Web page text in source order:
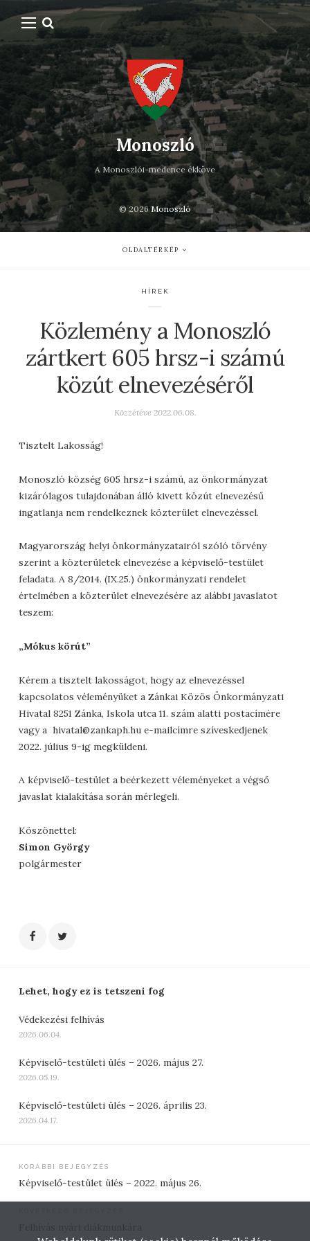
Monoszló
A Monoszlói-medence ékköve
© 2026Monoszló
OLDALTÉRKÉP
HÍREK
Közlemény a Monoszló
zártkert 605 hrsz-i számú
közút elnevezéséről
Közzétéve 2022.06.08.
Tisztelt Lakosság!
Monoszló község 605 hrsz-i számú, az önkormányzat
kizárólagos tulajdonában álló kivett közút elnevezésű
ingatlanja nem rendelkeznek közterület elnevezéssel.
Magyarország helyi önkormányzatairól szóló törvény
szerint a közterületek elnevezése a képviselő-testület
feladata. A 8/2014. (IX.25.) önkormányzati rendelet
értelmében a közterület elnevezésére az alábbi javaslatot
teszem:
„Mókus körút”
Kérem a tisztelt lakosságot, hogy az elnevezéssel
kapcsolatos véleményüket a Zánkai Közös Önkormányzati
Hivatal 8251 Zánka, Iskola utca 11. szám alatti postacímére
vagy a hivatal@zankaph.hu e-mailcímre szíveskedjenek
2022. július 9-ig megküldeni.
A képviselő-testület a beérkezett véleményeket a végső
javaslat kialakítása során mérlegeli.
Köszönettel:
Simon György
polgármester
Lehet, hogy ez is tetszeni fog
Védekezési felhívás
2026.06.04.
Képviselő-testületi ülés – 2026. május 27.
2026.05.19.
Képviselő-testületi ülés – 2026. április 23.
2026.04.17.
Bejegyzés
navigáció
KORÁBBI BEJEGYZÉS
Képviselő-testület ülés – 2022. május 26.